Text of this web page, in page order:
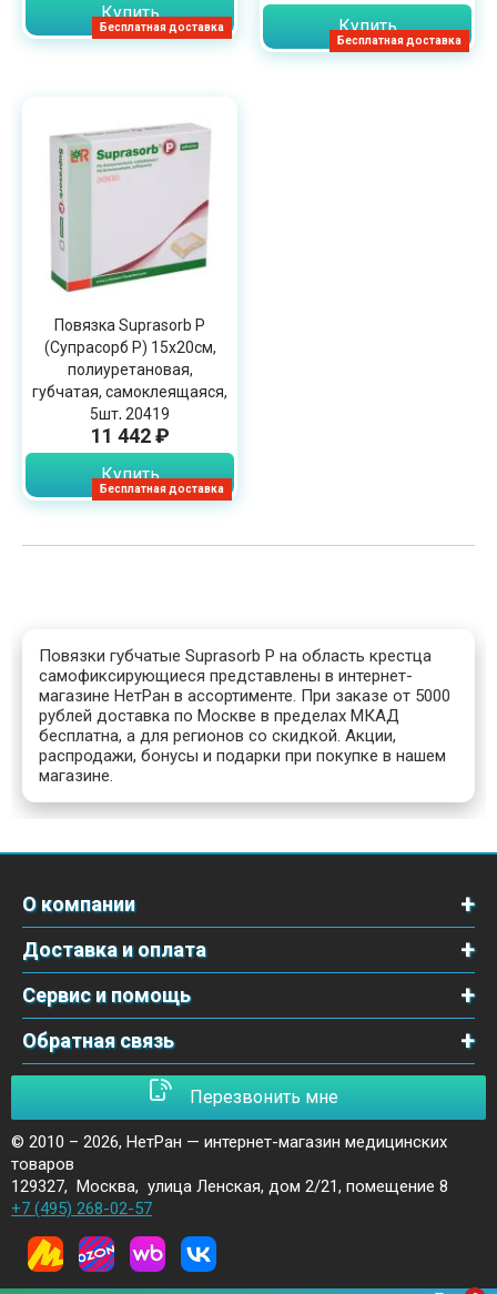
Бесплатная доставка
Купить
Бесплатная доставка
Купить
Бесплатная доставка
Повязка Suprasorb P
(Супрасорб P) 15х20см,
полиуретановая,
губчатая, самоклеящаяся,
5шт, 20419
11 442 ₽
Купить
Повязки губчатые Suprasorb P на область крестца
самофиксирующиеся представлены в интернет-
магазине НетРан в ассортименте. При заказе от 5000
рублей доставка по Москве в пределах МКАД
бесплатна, а для регионов со скидкой. Акции,
распродажи, бонусы и подарки при покупке в нашем
магазине.
О компании
Доставка и оплата
Сервис и помощь
Обратная связь
Перезвонить мне
© 2010 – 2026, НетРан — интернет-магазин медицинских
товаров
129327, Москва, улица Ленская, дом 2/21, помещение 8
+7 (495) 268-02-57